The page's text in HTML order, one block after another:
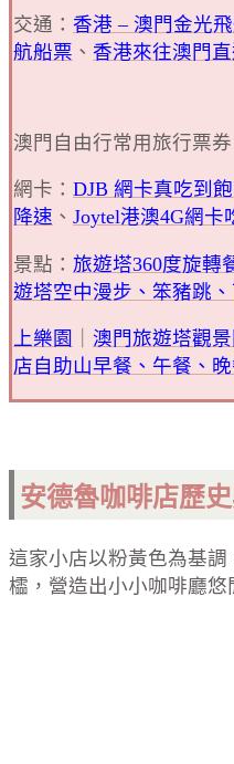
交通： 香港 – 澳門金光
航船票 、 香港來往澳門
澳門自由行常用旅行票券
網卡： DJB 網卡真吃到
降速 、 Joytel港澳4G網卡
景點： 旅遊塔360度旋轉
遊塔空中漫步、笨豬跳
上樂園 澳門旅遊塔觀
店自助山早餐、午餐、
安德魯咖啡店歷
這家小店以粉黃色為基
櫺，營造出小小咖啡廳悠